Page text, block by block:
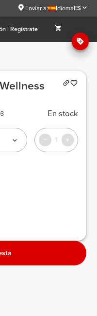
Enviar a: IdiomaES
| Regístrate
En stock
1